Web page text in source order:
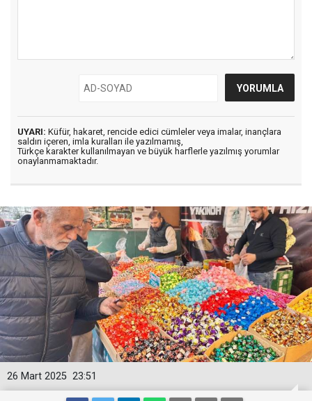
UYARI: Küfür, hakaret, rencide edici cümleler veya imalar, inançlara
saldırı içeren, imla kuralları ile yazılmamış,
Türkçe karakter kullanılmayan ve büyük harflerle yazılmış yorumlar
onaylanmamaktadır.
23:51
26 Mart 2025